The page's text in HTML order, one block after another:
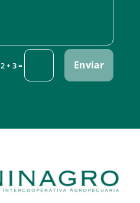
2 + 3= Enviar